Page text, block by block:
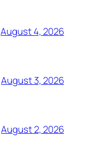
August 4, 2026
August 3, 2026
August 2, 2026